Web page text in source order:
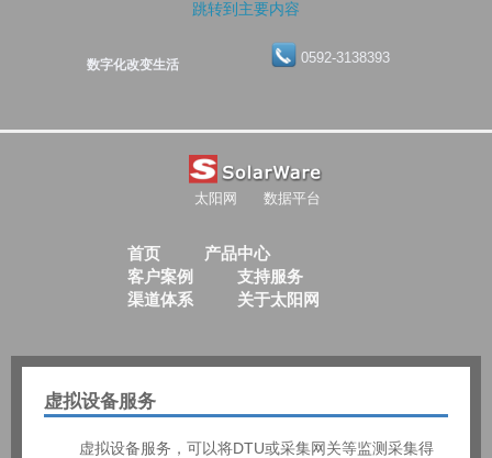
跳转到主要内容
数字化改变生活 0592-3138393
太阳网 数据平台
首页
产品中心
客户案例
支持服务
渠道体系
关于太阳网
虚拟设备服务
虚拟设备服务，可以将DTU或采集网关等监测采集得